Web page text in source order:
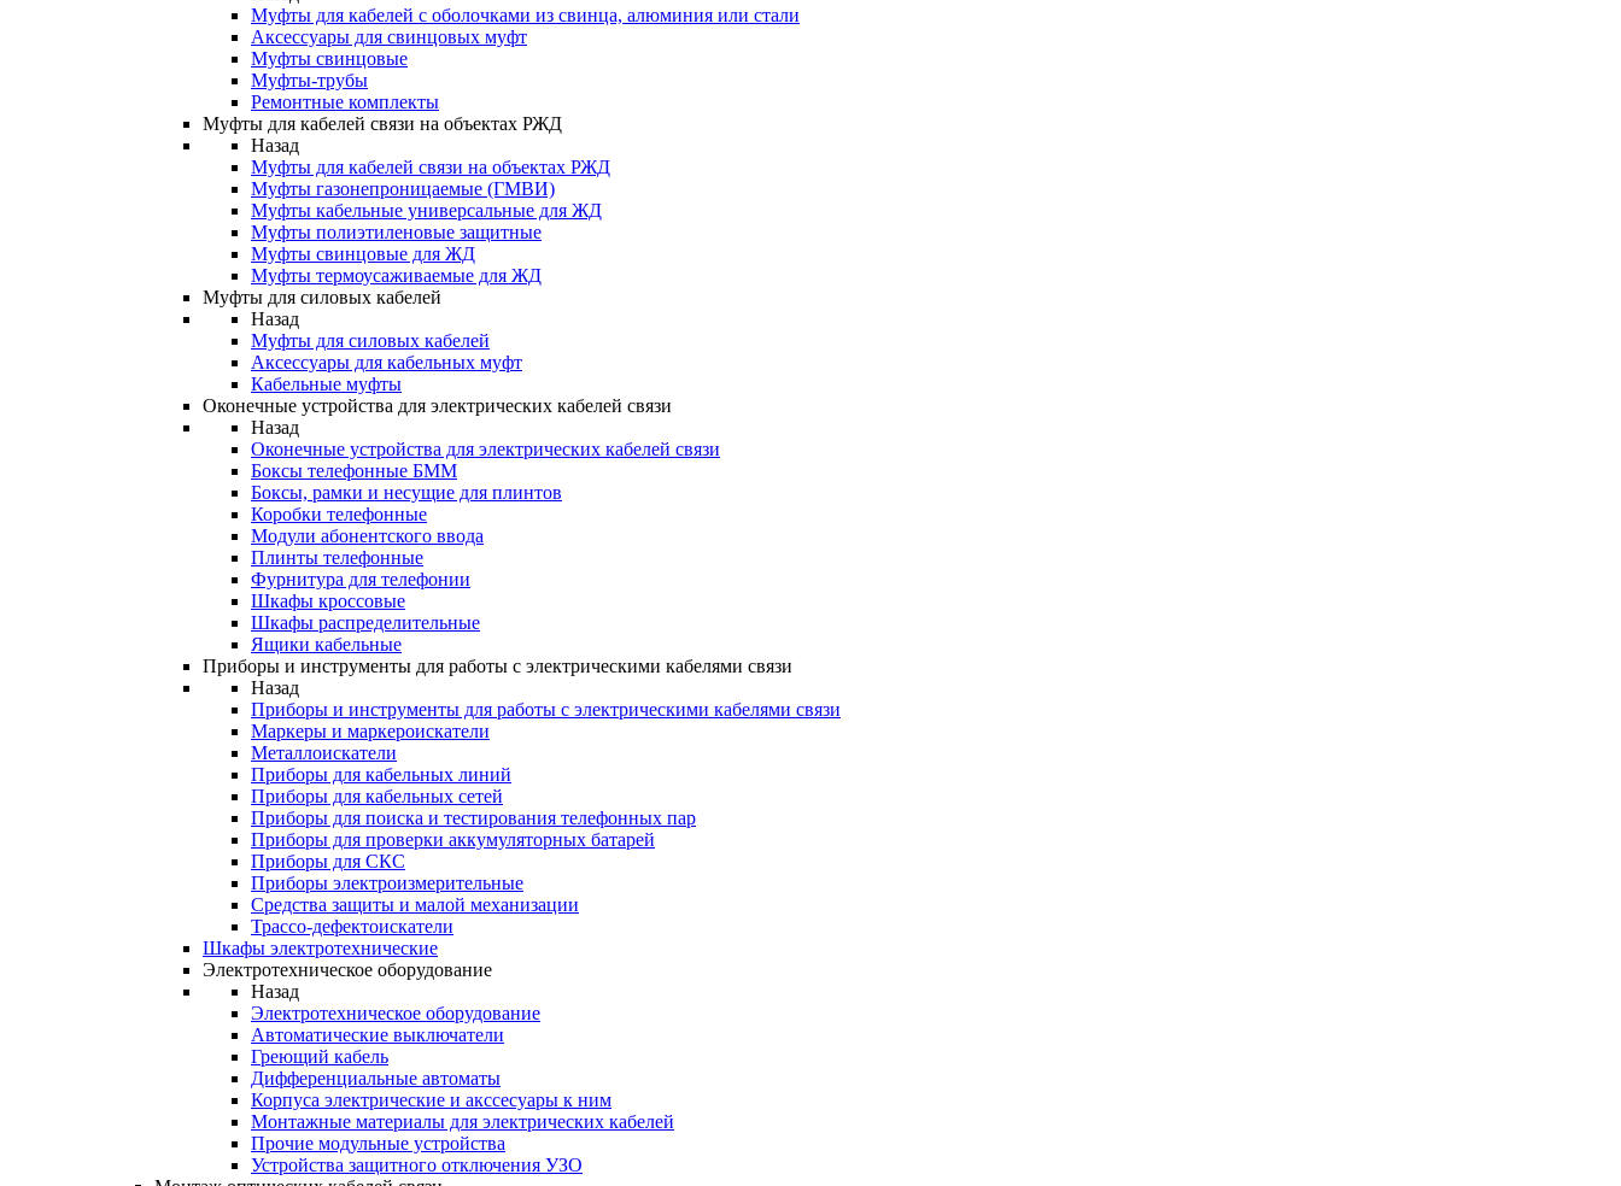
Муфты для кабелей с оболочками из свинца, алюминия или стали
Аксессуары для свинцовых муфт
Муфты свинцовые
Муфты-трубы
Ремонтные комплекты
Муфты для кабелей связи на объектах РЖД
Назад
Муфты для кабелей связи на объектах РЖД
Муфты газонепроницаемые (ГМВИ)
Муфты кабельные универсальные для ЖД
Муфты полиэтиленовые защитные
Муфты свинцовые для ЖД
Муфты термоусаживаемые для ЖД
Муфты для силовых кабелей
Назад
Муфты для силовых кабелей
Аксессуары для кабельных муфт
Кабельные муфты
Оконечные устройства для электрических кабелей связи
Назад
Оконечные устройства для электрических кабелей связи
Боксы телефонные БММ
Боксы, рамки и несущие для плинтов
Коробки телефонные
Модули абонентского ввода
Плинты телефонные
Фурнитура для телефонии
Шкафы кроссовые
Шкафы распределительные
Ящики кабельные
Приборы и инструменты для работы с электрическими кабелями связи
Назад
Приборы и инструменты для работы с электрическими кабелями связи
Маркеры и маркероискатели
Металлоискатели
Приборы для кабельных линий
Приборы для кабельных сетей
Приборы для поиска и тестирования телефонных пар
Приборы для проверки аккумуляторных батарей
Приборы для СКС
Приборы электроизмерительные
Средства защиты и малой механизации
Трассо-дефектоискатели
Шкафы электротехнические
Электротехническое оборудование
Назад
Электротехническое оборудование
Автоматические выключатели
Греющий кабель
Дифференциальные автоматы
Корпуса электрические и акссесуары к ним
Монтажные материалы для электрических кабелей
Прочие модульные устройства
Устройства защитного отключения УЗО